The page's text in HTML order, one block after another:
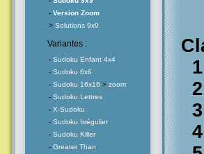
- Version Zoom
> Solutions 9x9
Variantes :
- Sudoku Enfant 4x4
- Sudoku 6x6
- Sudoku 16x16 > zoom
- Sudoku Lettres
- X-Sudoku
- Sudoku Irrégulier
- Sudoku Killer
- Greater Than
1
2
3
4